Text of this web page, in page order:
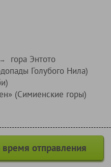
→ гора Энтото
Голубого Нила)
(Симиенские горы)
отправления